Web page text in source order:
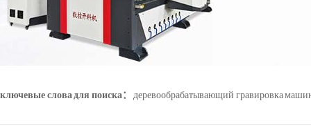
ключевые слова для поиска： деревообрабатывающий гравировка